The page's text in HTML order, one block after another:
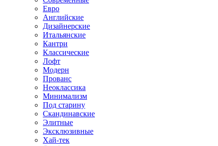
Евро
Английские
Дизайнерские
Итальянские
Кантри
Классические
Лофт
Модерн
Прованс
Неоклассика
Минимализм
Под старину
Скандинавские
Элитные
Эксклюзивные
Хай-тек